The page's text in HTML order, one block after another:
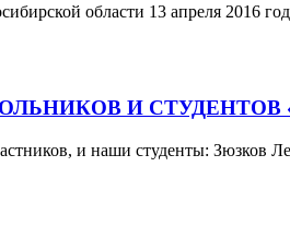
области 13 апреля 2016
И СТУДЕНТОВ
и наши студенты: